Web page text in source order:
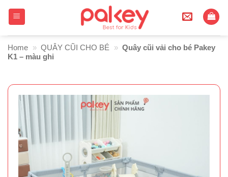
Home » QUÂY CŨI CHO BÉ » Quây cũi vải cho bé Pakey
K1 – màu ghi